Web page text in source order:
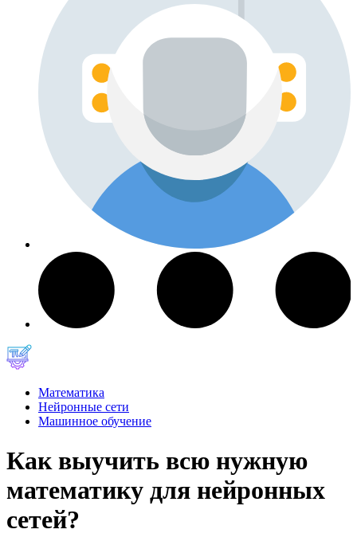
Математика
Нейронные сети
Машинное обучение
Как выучить всю нужную
математику для нейронных
сетей?